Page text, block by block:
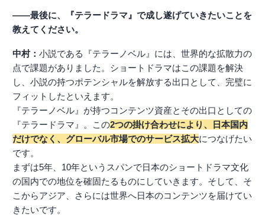
――最後に、『テラードラマ』で成し遂げていきたいことを
教えてください。
中村： 小説である『テラーノベル』には、世界的な拡散力の
点で課題がありました。ショートドラマはこの課題を解決
し、小説の持つポテンシャルを解放する出口として、完璧に
フィットしたといえます。
『テラーノベル』が持つコンテンツ資産とその出口としての
『テラードラマ』。この2つの掛け合わせにより、日本国内
だけでなく、グローバル市場でのサービス拡大につなげたい
です。
まずは5年、10年というスパンで日本のショートドラマ文化
の国内での地位を確固たるものにしていきます。そして、そ
こからアジア、さらには世界へ日本のコンテンツを届けてい
きたいです。